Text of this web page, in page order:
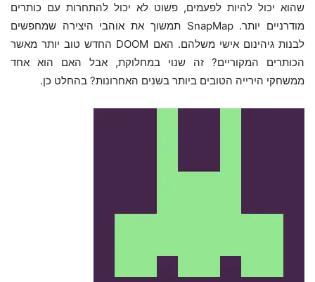
שהוא יכול להיות לפעמים, פשוט לא יכול להתחרות עם כותרים
מודרניים יותר. SnapMap תמשוך את אוהבי היצירה שמחפשים
לבנות גיהינום אישי משלהם. האם DOOM החדש טוב יותר מאשר
הכותרים המקוריים? זה שנוי במחלוקת, אבל האם הוא אחד
ממשחקי הירייה הטובים ביותר בשנים האחרונות? בהחלט כן.